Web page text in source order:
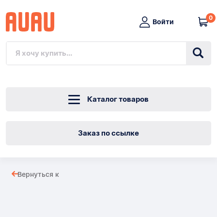
Войти
0
Каталог товаров
Заказ по ссылке
Вернуться к